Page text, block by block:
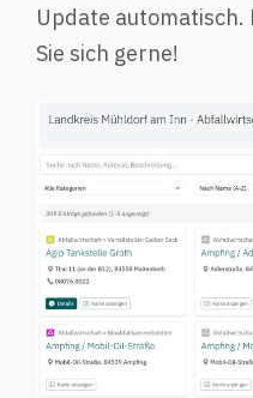
Update automatisch.
Sie sich gerne!